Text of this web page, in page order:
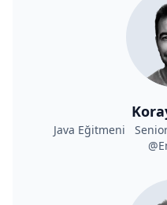
Java Eğitmeni